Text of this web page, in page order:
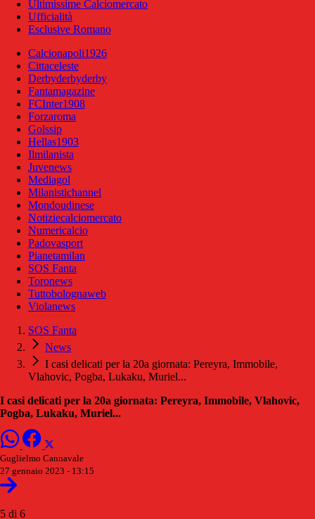
Ultimissime Calciomercato
Ufficialità
Esclusive Romano
Calcionapoli1926
Cittaceleste
Derbyderbyderby
Fantamagazine
FCInter1908
Forzaroma
Golssip
Hellas1903
Ilmilanista
Juvenews
Mediagol
Milanistichannel
Mondoudinese
Notiziecalciomercato
Numericalcio
Padovasport
Pianetamilan
SOS Fanta
Toronews
Tuttobolognaweb
Violanews
SOS Fanta
News
I casi delicati per la 20a giornata: Pereyra, Immobile,
Vlahovic, Pogba, Lukaku, Muriel...
I casi delicati per la 20a giornata: Pereyra, Immobile, Vlahovic,
Pogba, Lukaku, Muriel...
Guglielmo Cannavale
27 gennaio 2023 - 13:15
5 di 6